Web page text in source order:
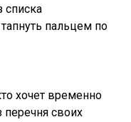
списка
пальцем по
хочет временно
своих